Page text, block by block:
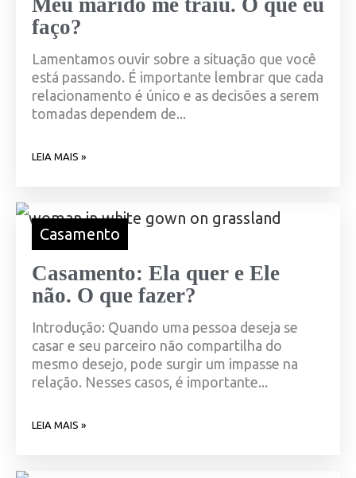
faço?
Lamentamos ouvir sobre a situação que você
está passando. É importante lembrar que cada
relacionamento é único e as decisões a serem
tomadas dependem de...
LEIA MAIS »
Casamento
Casamento: Ela quer e Ele
não. O que fazer?
Introdução: Quando uma pessoa deseja se
casar e seu parceiro não compartilha do
mesmo desejo, pode surgir um impasse na
relação. Nesses casos, é importante...
LEIA MAIS »